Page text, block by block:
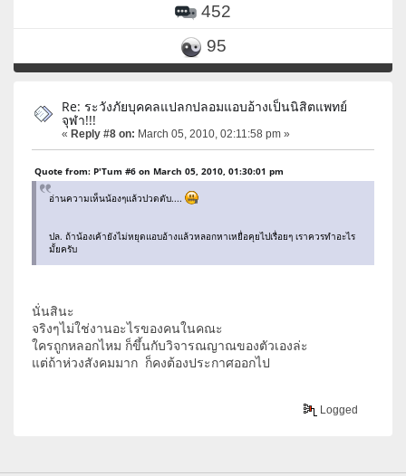
452
95
Re: ระวังภัยบุคคลแปลกปลอมแอบอ้างเป็นนิสิตแพทย์
จุฬา!!!
« Reply #8 on: March 05, 2010, 02:11:58 pm »
Quote from: P'Tum #6 on March 05, 2010, 01:30:01 pm
อ่านความเห็นน้องๆแล้วปวดตับ....
ปล. ถ้าน้องเค้ายังไม่หยุดแอบอ้างแล้วหลอกหาเหยื่อคุยไปเรื่อยๆ เราควรทำอะไร
มั้ยครับ
นั่นสินะ
จริงๆไม่ใช่งานอะไรของคนในคณะ
ใครถูกหลอกไหม ก็ขึ้นกับวิจารณญาณของตัวเองล่ะ
แต่ถ้าห่วงสังคมมาก ก็คงต้องประกาศออกไป
Logged